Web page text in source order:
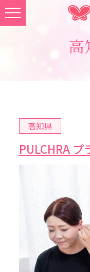
高
高知県
PULCHRA プ